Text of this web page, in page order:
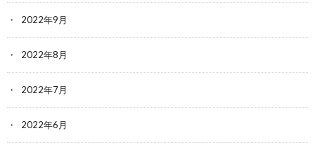
2022年9月
2022年8月
2022年7月
2022年6月